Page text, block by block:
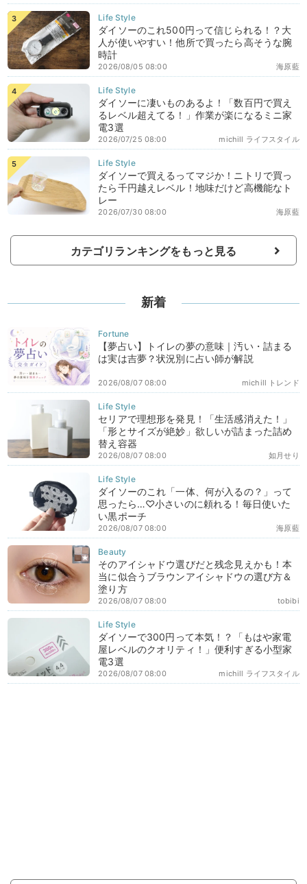
ダイソーのこれ500円って信じられる！？大
人が使いやすい！他所で買ったら高そうな腕
時計
海原藍
2026/08/05 08:00
ダイソーに凄いものあるよ！「数百円で買え
るレベル超えてる！」作業が楽になるミニ家
電3選
michill ライフスタイル
2026/07/25 08:00
ダイソーで買えるってマジか！ニトリで買っ
たら千円越えレベル！地味だけど高機能なト
レー
海原藍
2026/07/30 08:00
カテゴリランキングをもっと見る
新着
【夢占い】トイレの夢の意味｜汚い・詰まる
は実は吉夢？状況別に占い師が解説
michill トレンド
2026/08/07 08:00
セリアで理想形を発見！「生活感消えた！」
「形とサイズが絶妙」欲しいが詰まった詰め
替え容器
如月せり
2026/08/07 08:00
ダイソーのこれ「一体、何が入るの？」って
思ったら…♡小さいのに頼れる！毎日使いた
い黒ポーチ
海原藍
2026/08/07 08:00
そのアイシャドウ選びだと残念見えかも！本
当に似合うブラウンアイシャドウの選び方＆
塗り方
tobibi
2026/08/07 08:00
ダイソーで300円って本気！？「もはや家電
屋レベルのクオリティ！」便利すぎる小型家
電3選
michill ライフスタイル
2026/08/07 08:00